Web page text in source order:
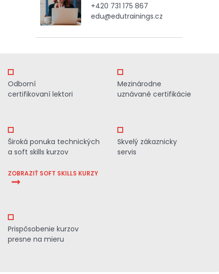
+420 731 175 867
edu@edutrainings.cz
Odborní
certifikovaní lektori
Mezinárodne
uznávané certifikácie
Široká ponuka technických
a soft skills kurzov
ZOBRAZIŤ SOFT SKILLS KURZY
Skvelý zákaznicky
servis
Prispôsobenie kurzov
presne na mieru